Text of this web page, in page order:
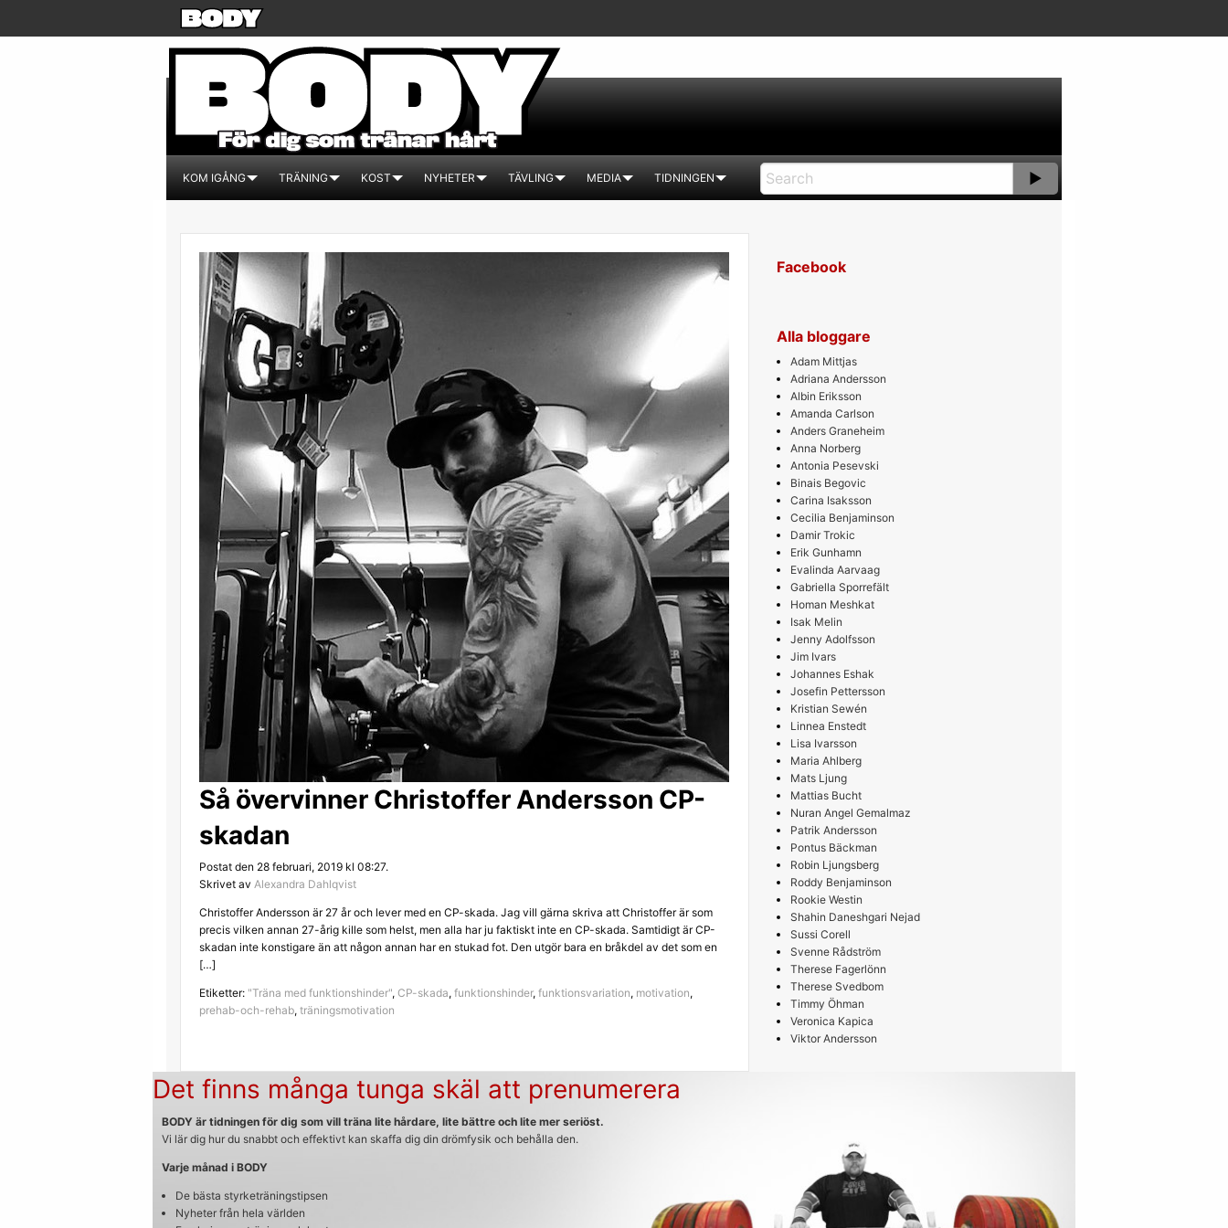
KOM IGÅNG TRÄNING KOST NYHETER TÄVLING MEDIA TIDNINGEN
Så övervinner Christoffer Andersson CP-
skadan
Postat den 28 februari, 2019 kl 08:27.
Skrivet av Alexandra Dahlqvist
Christoffer Andersson är 27 år och lever med en CP-skada. Jag vill gärna skriva att Christoffer är som
precis vilken annan 27-årig kille som helst, men alla har ju faktiskt inte en CP-skada. Samtidigt är CP-
skadan inte konstigare än att någon annan har en stukad fot. Den utgör bara en bråkdel av det som en
[…]
Etiketter: "Träna med funktionshinder", CP-skada, funktionshinder, funktionsvariation, motivation,
prehab-och-rehab, träningsmotivation
Facebook
Alla bloggare
Adam Mittjas
Adriana Andersson
Albin Eriksson
Amanda Carlson
Anders Graneheim
Anna Norberg
Antonia Pesevski
Binais Begovic
Carina Isaksson
Cecilia Benjaminson
Damir Trokic
Erik Gunhamn
Evalinda Aarvaag
Gabriella Sporrefält
Homan Meshkat
Isak Melin
Jenny Adolfsson
Jim Ivars
Johannes Eshak
Josefin Pettersson
Kristian Sewén
Linnea Enstedt
Lisa Ivarsson
Maria Ahlberg
Mats Ljung
Mattias Bucht
Nuran Angel Gemalmaz
Patrik Andersson
Pontus Bäckman
Robin Ljungsberg
Roddy Benjaminson
Rookie Westin
Shahin Daneshgari Nejad
Sussi Corell
Svenne Rådström
Therese Fagerlönn
Therese Svedbom
Timmy Öhman
Veronica Kapica
Viktor Andersson
Det finns många tunga skäl att prenumerera
BODY är tidningen för dig som vill träna lite hårdare, lite bättre och lite mer seriöst.
Vi lär dig hur du snabbt och effektivt kan skaffa dig din drömfysik och behålla den.
Varje månad i BODY
De bästa styrketräningstipsen
Nyheter från hela världen